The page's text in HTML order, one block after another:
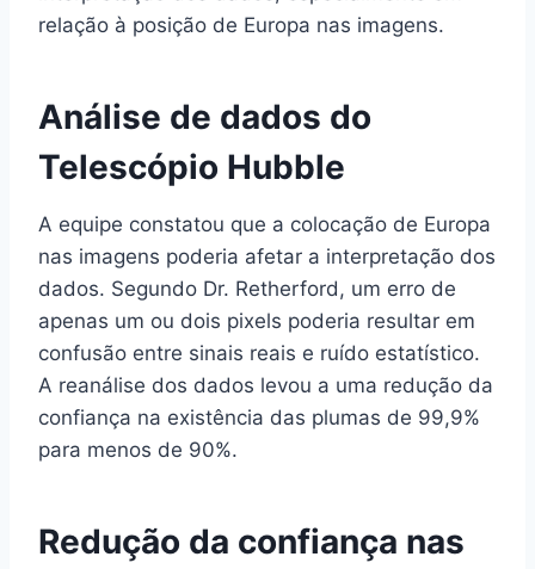
relação à posição de Europa nas imagens.
Análise de dados do
Telescópio Hubble
A equipe constatou que a colocação de Europa
nas imagens poderia afetar a interpretação dos
dados. Segundo Dr. Retherford, um erro de
apenas um ou dois pixels poderia resultar em
confusão entre sinais reais e ruído estatístico.
A reanálise dos dados levou a uma redução da
confiança na existência das plumas de 99,9%
para menos de 90%.
Redução da confiança nas